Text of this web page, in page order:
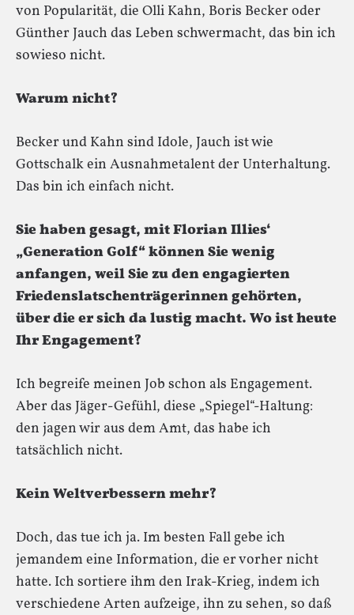
von Popularität, die Olli Kahn, Boris Becker oder
Günther Jauch das Leben schwermacht, das bin ich
sowieso nicht.
Warum nicht?
Becker und Kahn sind Idole, Jauch ist wie
Gottschalk ein Ausnahmetalent der Unterhaltung.
Das bin ich einfach nicht.
Sie haben gesagt, mit Florian Illies‘
„Generation Golf“ können Sie wenig
anfangen, weil Sie zu den engagierten
Friedenslatschenträgerinnen gehörten,
über die er sich da lustig macht. Wo ist heute
Ihr Engagement?
Ich begreife meinen Job schon als Engagement.
Aber das Jäger-Gefühl, diese „Spiegel“-Haltung:
den jagen wir aus dem Amt, das habe ich
tatsächlich nicht.
Kein Weltverbessern mehr?
Doch, das tue ich ja. Im besten Fall gebe ich
jemandem eine Information, die er vorher nicht
hatte. Ich sortiere ihm den Irak-Krieg, indem ich
verschiedene Arten aufzeige, ihn zu sehen, so daß